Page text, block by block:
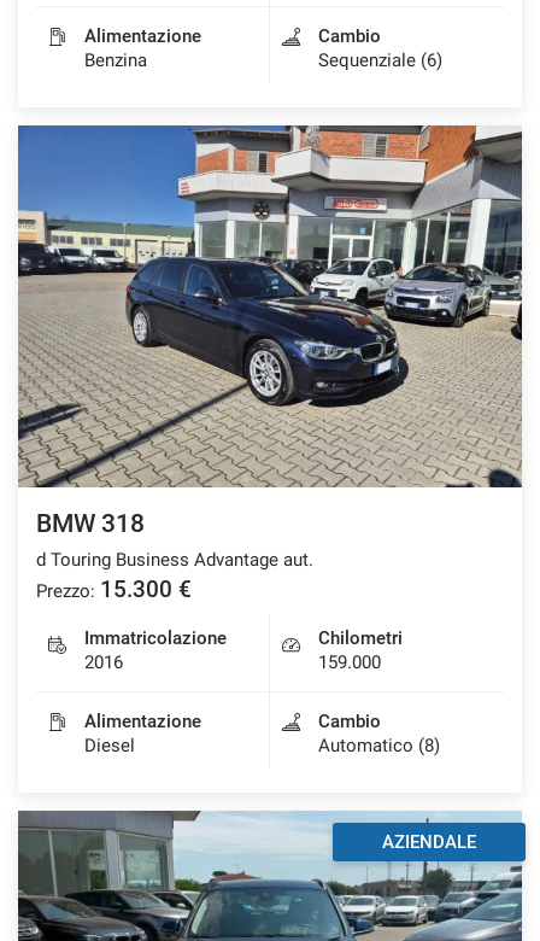
Alimentazione
Benzina
Cambio
Sequenziale (6)
BMW 318
d Touring Business Advantage aut.
Prezzo: 15.300 €
Immatricolazione
2016
Chilometri
159.000
Alimentazione
Diesel
Cambio
Automatico (8)
AZIENDALE